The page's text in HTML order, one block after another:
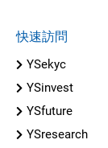
快速訪問
YSekyc
YSinvest
YSfuture
YSresearch